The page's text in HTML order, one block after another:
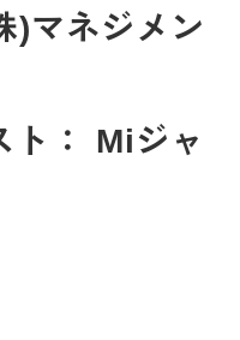
)マネジメン
： Miジャ